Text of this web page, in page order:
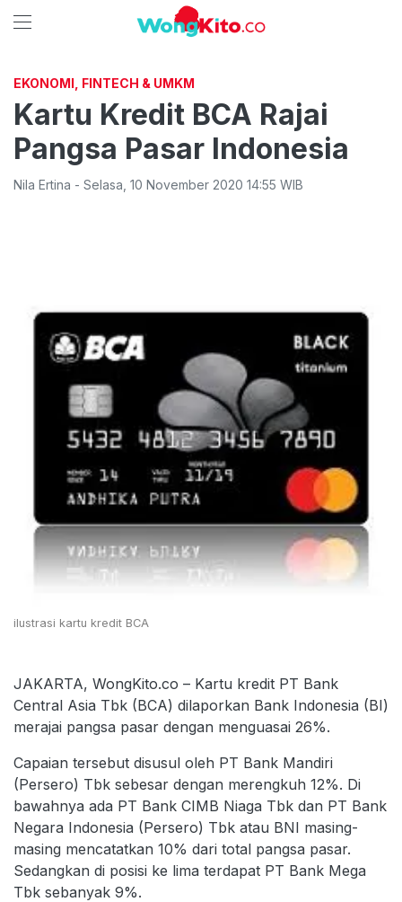
EKONOMI, FINTECH & UMKM
Kartu Kredit BCA Rajai
Pangsa Pasar Indonesia
Nila Ertina - Selasa 10 November 2020 14:55 WIB
ilustrasi kartu kredit BCA
JAKARTA, WongKito.co – Kartu kredit PT Bank
Central Asia Tbk (BCA) dilaporkan Bank Indonesia (BI)
merajai pangsa pasar dengan menguasai 26%.
Capaian tersebut disusul oleh PT Bank Mandiri
(Persero) Tbk sebesar dengan merengkuh 12%. Di
bawahnya ada PT Bank CIMB Niaga Tbk dan PT Bank
Negara Indonesia (Persero) Tbk atau BNI masing-
masing mencatatkan 10% dari total pangsa pasar.
Sedangkan di posisi ke lima terdapat PT Bank Mega
Tbk sebanyak 9%.